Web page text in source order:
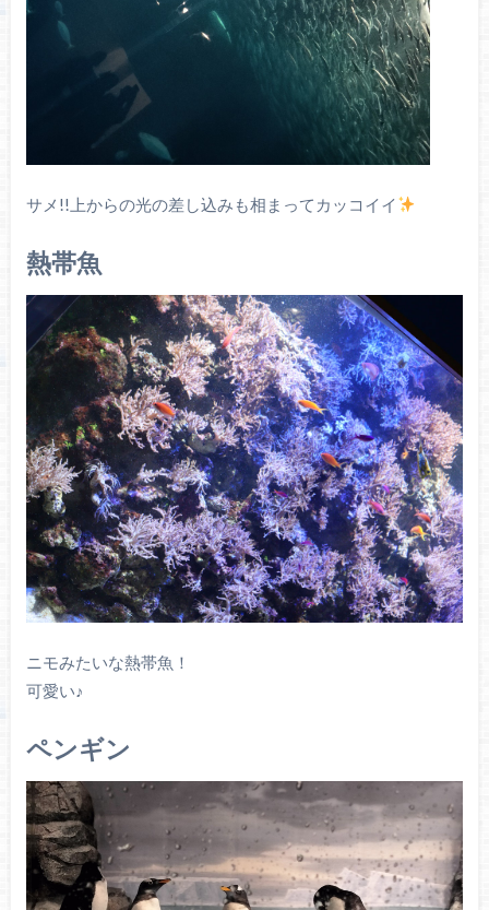
サメ!!上からの光の差し込みも相まってカッコイイ
熱帯魚
ニモみたいな熱帯魚！
可愛い♪
ペンギン